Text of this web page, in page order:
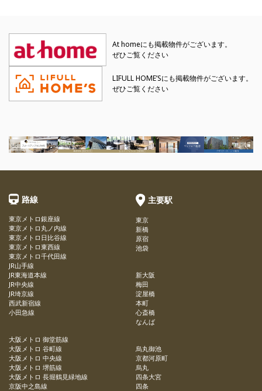
At homeにも掲載物件がございます。
ぜひご覧ください
LIFULL HOME’Sにも掲載物件がございます。
ぜひご覧ください
路線
東京メトロ銀座線
東京メトロ丸ノ内線
東京メトロ日比谷線
東京メトロ東西線
東京メトロ千代田線
JR山手線
JR東海道本線
JR中央線
JR埼京線
西武新宿線
小田急線
大阪メトロ 御堂筋線
大阪メトロ 谷町線
大阪メトロ 中央線
大阪メトロ 堺筋線
大阪メトロ 長堀鶴見緑地線
京阪中之島線
主要駅
東京
新橋
原宿
池袋
新大阪
梅田
淀屋橋
本町
心斎橋
なんば
烏丸御池
京都河原町
烏丸
四条大宮
四条